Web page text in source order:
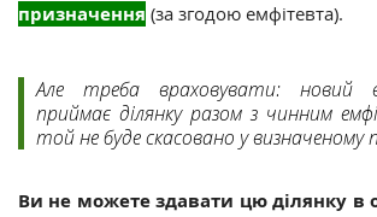
призначення (за згодою емфітевта).
Але треба враховувати: новий
приймає ділянку разом з чинним
той не буде скасовано у визначеному
Ви не можете здавати цю ділянку в